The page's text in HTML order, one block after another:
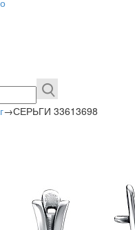
→СЕРЬГИ 33613698